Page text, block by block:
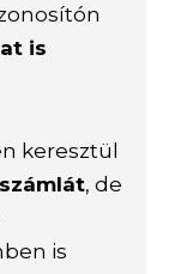
is
keresztül
számlát, de
is